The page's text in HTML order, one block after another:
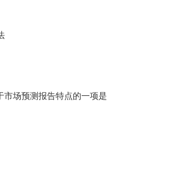
场预测报告特点的一项是